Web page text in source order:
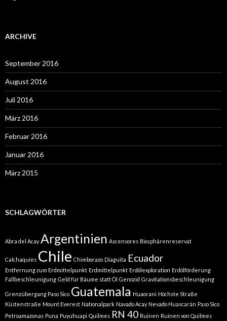
ARCHIVE
September 2016
August 2016
Juli 2016
März 2016
Februar 2016
Januar 2016
März 2015
SCHLAGWÖRTER
Abra del Acay Argentinien Ascensores Biosphärenreservat
Calchaquíes Chile Chimborazo Diaguita Ecuador
Entfernung zum Erdmittelpunkt Erdmittelpunkt Erdölexploration Erdölförderung
Fallbeschleunigung Geld für Bäume statt Öl Genozid Gravitationsbeschleunigung
Grenzübergang Paso Sico Guatemala Huaorani Höchste Straße
Küstenstraße Mount Everest Nationalpark Navado Acay Nevado Huascarán Paso Sico
Petroamazonas Puna Puyuhuapi Quilmes RN 40 Ruinen Ruinen von Quilmes